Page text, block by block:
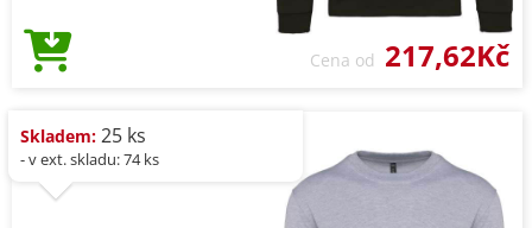
Cena od 217,62Kč
Skladem: 25 ks
- v ext. skladu: 74 ks